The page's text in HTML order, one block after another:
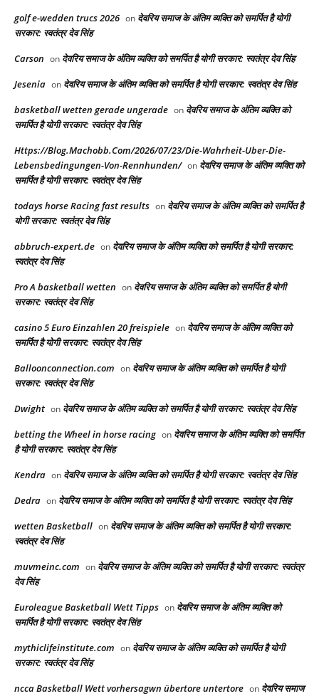
golf e-wedden trucs 2026 on देवरिय समाज के अंतिम व्यक्ति को समर्पित है योगी
सरकार: स्वतंत्र देव सिंह
Carson on देवरिय समाज के अंतिम व्यक्ति को समर्पित है योगी सरकार: स्वतंत्र देव सिंह
Jesenia on देवरिय समाज के अंतिम व्यक्ति को समर्पित है योगी सरकार: स्वतंत्र देव सिंह
basketball wetten gerade ungerade on देवरिय समाज के अंतिम व्यक्ति को
समर्पित है योगी सरकार: स्वतंत्र देव सिंह
Https://Blog.Machobb.Com/2026/07/23/Die-Wahrheit-Uber-Die-
Lebensbedingungen-Von-Rennhunden/ on देवरिय समाज के अंतिम व्यक्ति को
समर्पित है योगी सरकार: स्वतंत्र देव सिंह
todays horse Racing fast results​ on देवरिय समाज के अंतिम व्यक्ति को समर्पित है
योगी सरकार: स्वतंत्र देव सिंह
abbruch-expert.de on देवरिय समाज के अंतिम व्यक्ति को समर्पित है योगी सरकार:
स्वतंत्र देव सिंह
Pro A basketball wetten on देवरिय समाज के अंतिम व्यक्ति को समर्पित है योगी
सरकार: स्वतंत्र देव सिंह
casino 5 Euro Einzahlen 20 freispiele on देवरिय समाज के अंतिम व्यक्ति को
समर्पित है योगी सरकार: स्वतंत्र देव सिंह
Balloonconnection.com on देवरिय समाज के अंतिम व्यक्ति को समर्पित है योगी
सरकार: स्वतंत्र देव सिंह
Dwight on देवरिय समाज के अंतिम व्यक्ति को समर्पित है योगी सरकार: स्वतंत्र देव सिंह
betting the Wheel in horse racing​ on देवरिय समाज के अंतिम व्यक्ति को समर्पित
है योगी सरकार: स्वतंत्र देव सिंह
Kendra on देवरिय समाज के अंतिम व्यक्ति को समर्पित है योगी सरकार: स्वतंत्र देव सिंह
Dedra on देवरिय समाज के अंतिम व्यक्ति को समर्पित है योगी सरकार: स्वतंत्र देव सिंह
wetten Basketball on देवरिय समाज के अंतिम व्यक्ति को समर्पित है योगी सरकार:
स्वतंत्र देव सिंह
muvmeinc.com on देवरिय समाज के अंतिम व्यक्ति को समर्पित है योगी सरकार: स्वतंत्र
देव सिंह
Euroleague Basketball Wett Tipps on देवरिय समाज के अंतिम व्यक्ति को
समर्पित है योगी सरकार: स्वतंत्र देव सिंह
mythiclifeinstitute.com on देवरिय समाज के अंतिम व्यक्ति को समर्पित है योगी
सरकार: स्वतंत्र देव सिंह
ncca Basketball Wett vorhersagwn übertore untertore on देवरिय समाज